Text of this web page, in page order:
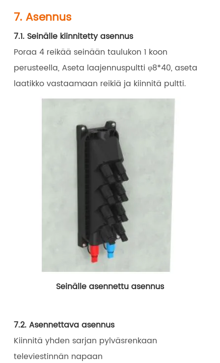
7. Asennus
7.1. Seinälle kiinnitetty asennus
Poraa 4 reikää seinään taulukon 1 koon
perusteella, Aseta laajennuspultti φ8*40, aseta
laatikko vastaamaan reikiä ja kiinnitä pultti.
Seinälle asennettu asennus
7.2. Asennettava asennus
Kiinnitä yhden sarjan pylväsrenkaan
televiestinnän napaan